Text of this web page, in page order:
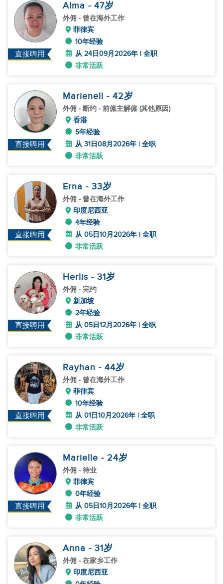
直接聘用
Alma - 47岁
外佣 - 曾在海外工作
菲律宾
10年经验
从 24日09月2026年 | 全职
非常活跃
直接聘用
Marienell - 42岁
外佣 - 断约 - 前僱主解僱 (其他原因)
香港
5年经验
从 31日08月2026年 | 全职
非常活跃
直接聘用
Erna - 33岁
外佣 - 曾在海外工作
印度尼西亚
4年经验
从 05日10月2026年 | 全职
非常活跃
直接聘用
Herlis - 31岁
外佣 - 完约
新加坡
2年经验
从 05日12月2026年 | 全职
非常活跃
直接聘用
Rayhan - 44岁
外佣 - 曾在海外工作
菲律宾
10年经验
从 01日10月2026年 | 全职
非常活跃
直接聘用
Marielle - 24岁
外佣 - 待业
菲律宾
0年经验
从 05日10月2026年 | 全职
非常活跃
Anna - 31岁
外佣 - 在家乡工作
印度尼西亚